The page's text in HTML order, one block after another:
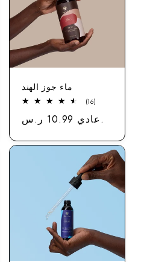
ماء جوز الهند
(16)
الاستعراضات
سعر عادي 10.99 ر.س.